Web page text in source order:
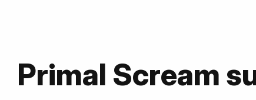
Primal Scream